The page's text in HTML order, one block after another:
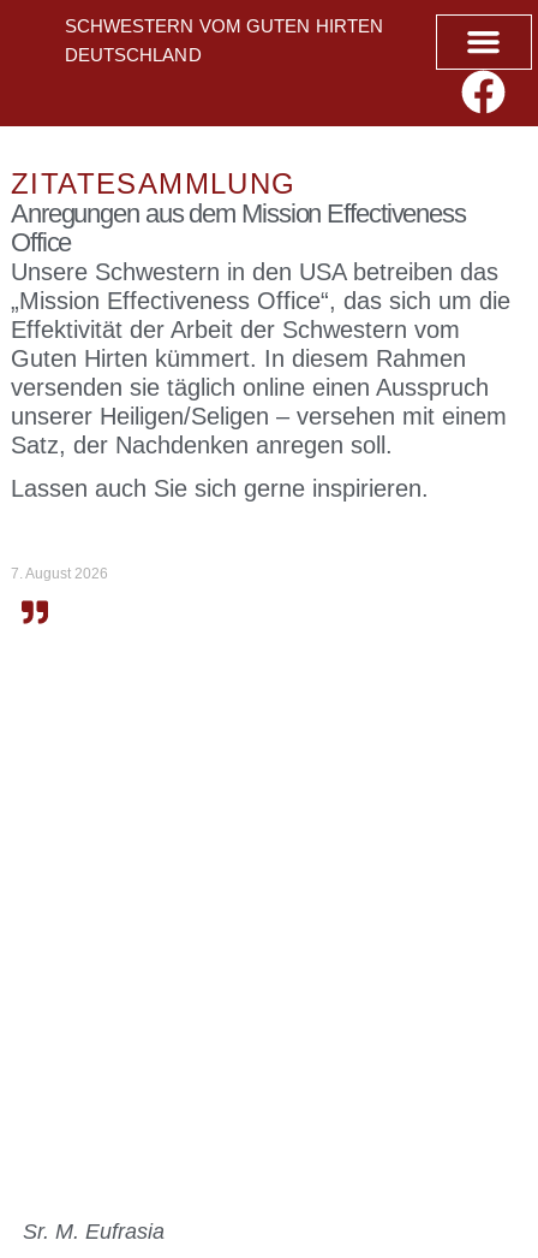
SCHWESTERN VOM GUTEN HIRTEN
DEUTSCHLAND
ZITATESAMMLUNG
Anregungen aus dem Mission Effectiveness
Office
Unsere Schwestern in den USA betreiben das
„Mission Effectiveness Office“, das sich um die
Effektivität der Arbeit der Schwestern vom
Guten Hirten kümmert. In diesem Rahmen
versenden sie täglich online einen Ausspruch
unserer Heiligen/Seligen – versehen mit einem
Satz, der Nachdenken anregen soll.
Lassen auch Sie sich gerne inspirieren.
7. August 2026
Sr. M. Eufrasia